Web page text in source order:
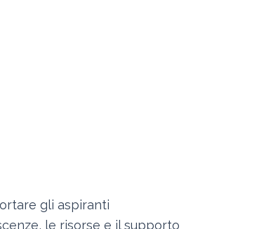
gli aspiranti
le risorse e il supporto